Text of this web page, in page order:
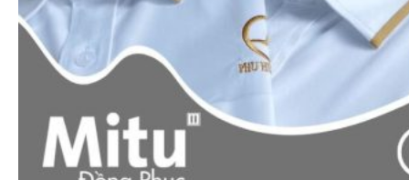
Áo thun cổ trụ 1 sọc (Đủ 9 màu áo)
65.000